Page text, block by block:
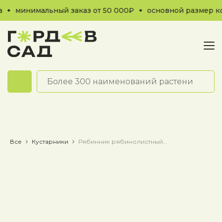
минимальный заказ от 50 000₽ основной размер
Все Кустарники Рябинник рябинолистный Sem / Сэм